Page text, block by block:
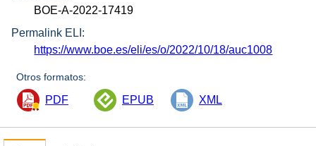
BOE-A-2022-17419
Permalink ELI:
https://www.boe.es/eli/es/o/2022/10/18/auc1008
Otros formatos:
PDF EPUB XML